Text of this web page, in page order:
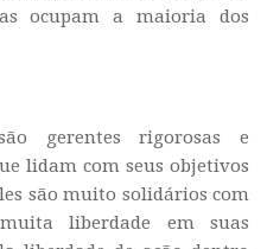
ocupam a maioria dos
gerentes rigorosas e
lidam com seus objetivos
são muito solidários com
liberdade em suas